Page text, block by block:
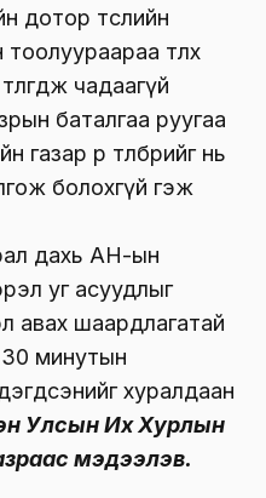
дотор төслийн
төлөх
чадаагүй
баталгаа руугаа
өр төлбөрийг нь
болохгүй гэж
дахь АН-ын
уг асуудлыг
авах шаардлагатай
минутын
хуралдаан
Улсын Их Хурлын
мэдээлэв.